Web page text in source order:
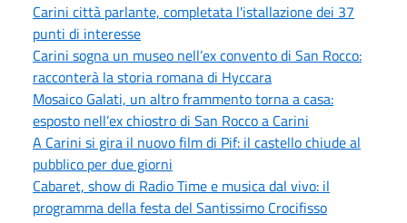
Carini città parlante, completata l'istallazione dei 37
punti di interesse
Carini sogna un museo nell’ex convento di San Rocco:
racconterà la storia romana di Hyccara
Mosaico Galati, un altro frammento torna a casa:
esposto nell’ex chiostro di San Rocco a Carini
A Carini si gira il nuovo film di Pif: il castello chiude al
pubblico per due giorni
Cabaret, show di Radio Time e musica dal vivo: il
programma della festa del Santissimo Crocifisso